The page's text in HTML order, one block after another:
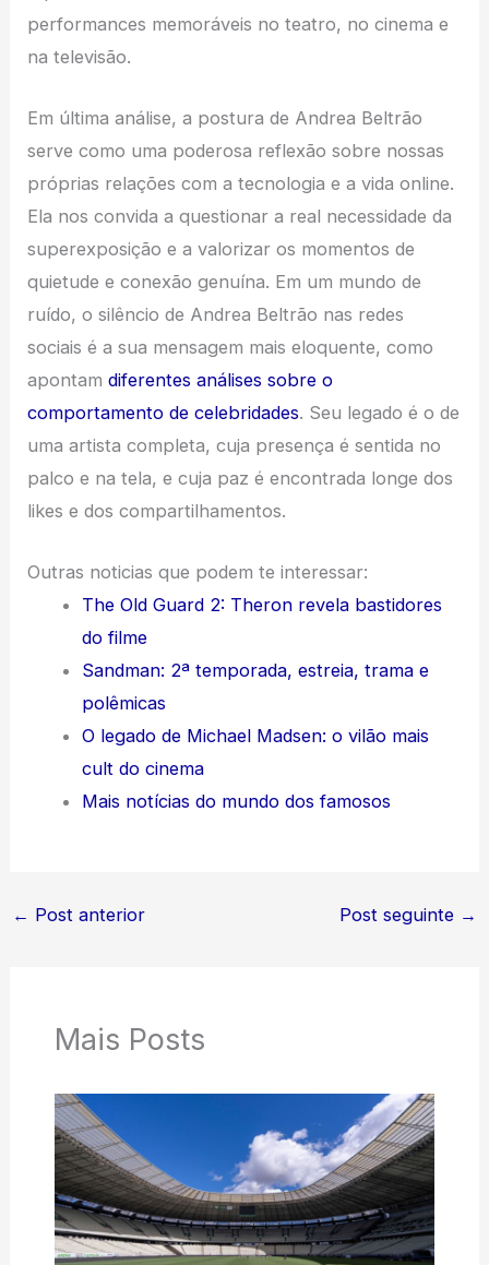
performances memoráveis no teatro, no cinema e
na televisão.
Em última análise, a postura de Andrea Beltrão
serve como uma poderosa reflexão sobre nossas
próprias relações com a tecnologia e a vida online.
Ela nos convida a questionar a real necessidade da
superexposição e a valorizar os momentos de
quietude e conexão genuína. Em um mundo de
ruído, o silêncio de Andrea Beltrão nas redes
sociais é a sua mensagem mais eloquente, como
apontamdiferentes análises sobre o
comportamento de celebridades. Seu legado é o de
uma artista completa, cuja presença é sentida no
palco e na tela, e cuja paz é encontrada longe dos
likes e dos compartilhamentos.
Outras noticias que podem te interessar:
The Old Guard 2: Theron revela bastidores
do filme
Sandman: 2ª temporada, estreia, trama e
polêmicas
O legado de Michael Madsen: o vilão mais
cult do cinema
Mais notícias do mundo dos famosos
← Post anterior Post seguinte →
Mais Posts